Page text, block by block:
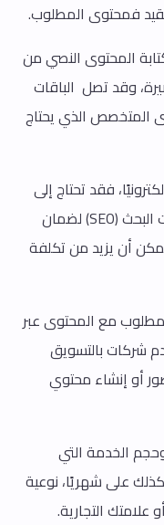
فمحتوى المطلوب.
المحتوى النصي من
وقد تصل الباقات
المتخصص الذي يحتاج
فقد تحتاج إلى
خدماتنا مثل محتوى يتناسب مع محركات البحث (SEO) لضمان
أن يزيد من تكلفة
مع المحتوى عبر
شركات بالتسويق
أو إنشاء محتوي
الخدمة التي
على شهريًا، نوعية
علامتك التجارية.